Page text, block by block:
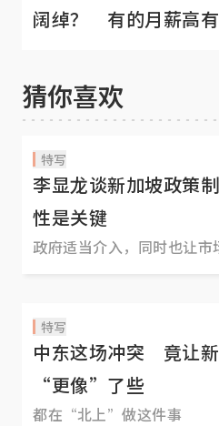
阔绰？ 有的月薪高
猜你喜欢
特写
李显龙谈新加坡政策
性是关键
政府适当介入，同时也让
特写
中东这场冲突 竟让
“更像”了些
都在“北上”做这件事